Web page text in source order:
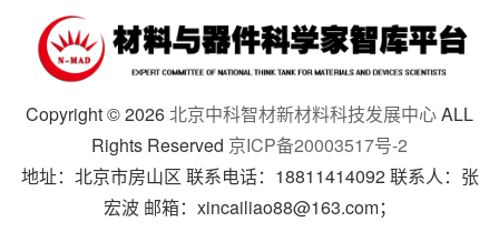
Copyright ©2026北京中科智材新材料科技发展中心ALL
Rights Reserved 京ICP备20003517号-2
地址：北京市房山区 联系电话：18811414092 联系人：张
宏波 邮箱：xincailiao88@163.com；